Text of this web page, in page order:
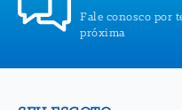
Fale conosco por
próxima